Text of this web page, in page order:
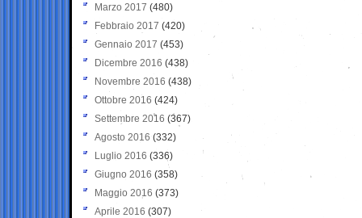
Marzo 2017 (480)
Febbraio 2017 (420)
Gennaio 2017 (453)
Dicembre 2016 (438)
Novembre 2016 (438)
Ottobre 2016 (424)
Settembre 2016 (367)
Agosto 2016 (332)
Luglio 2016 (336)
Giugno 2016 (358)
Maggio 2016 (373)
Aprile 2016 (307)